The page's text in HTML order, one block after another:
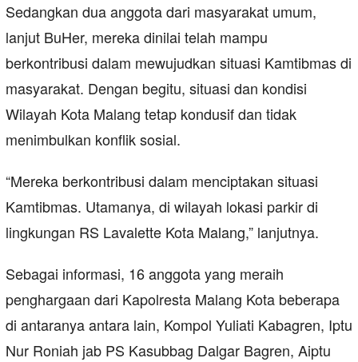
Sedangkan dua anggota dari masyarakat umum,
lanjut BuHer, mereka dinilai telah mampu
berkontribusi dalam mewujudkan situasi Kamtibmas di
masyarakat. Dengan begitu, situasi dan kondisi
Wilayah Kota Malang tetap kondusif dan tidak
menimbulkan konflik sosial.
“Mereka berkontribusi dalam menciptakan situasi
Kamtibmas. Utamanya, di wilayah lokasi parkir di
lingkungan RS Lavalette Kota Malang,” lanjutnya.
Sebagai informasi, 16 anggota yang meraih
penghargaan dari Kapolresta Malang Kota beberapa
di antaranya antara lain, Kompol Yuliati Kabagren, Iptu
Nur Roniah jab PS Kasubbag Dalgar Bagren, Aiptu